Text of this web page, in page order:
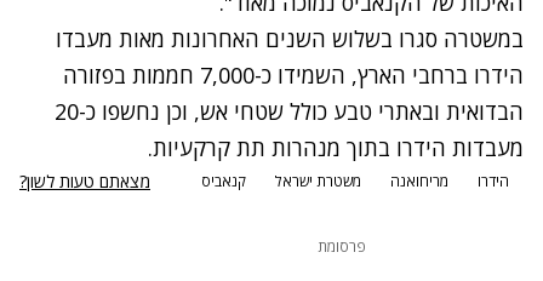
במשטרה סגרו בשלוש השנים האחרונות מאות מעבדו
הידרו ברחבי הארץ, השמידו כ-7,000 חממות בפזורה
הבדואית ובאתרי טבע כולל שטחי אש, וכן נחשפו כ-20
מעבדות הידרו בתוך מנהרות תת קרקעיות.
הידרו מריחואנה משטרת ישראל קנאביס מצאתם טעות לשון?
פרסומת